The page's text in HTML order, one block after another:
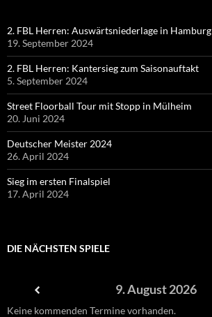
2. FBL Herren: Auswärtsniederlage in Hamburg
19. September 2024
2. FBL Herren: Kantersieg zum Saisonauftakt
5. September 2024
Street Floorball Tour mit Stopp in Mülheim
20. Juni 2024
Deutscher Meister 2024
26. April 2024
Sieg im ersten Finalspiel
17. April 2024
DIE NÄCHSTEN SPIELE
9. August 2026
Keine kommenden Termine vorhanden.